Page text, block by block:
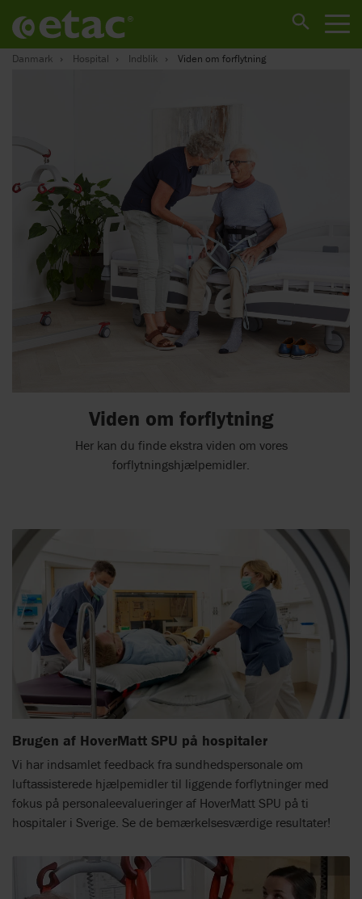
Danmark Hospital Indblik Viden om forflytning
Viden om forflytning
Her kan du finde ekstra viden om vores
forflytningshjælpemidler.
Brugen af HoverMatt SPU på hospitaler
Vi har indsamlet feedback fra sundhedspersonale om
luftassisterede hjælpemidler til liggende forflytninger med
fokus på personaleevalueringer af HoverMatt SPU på ti
hospitaler i Sverige. Se de bemærkelsesværdige resultater!